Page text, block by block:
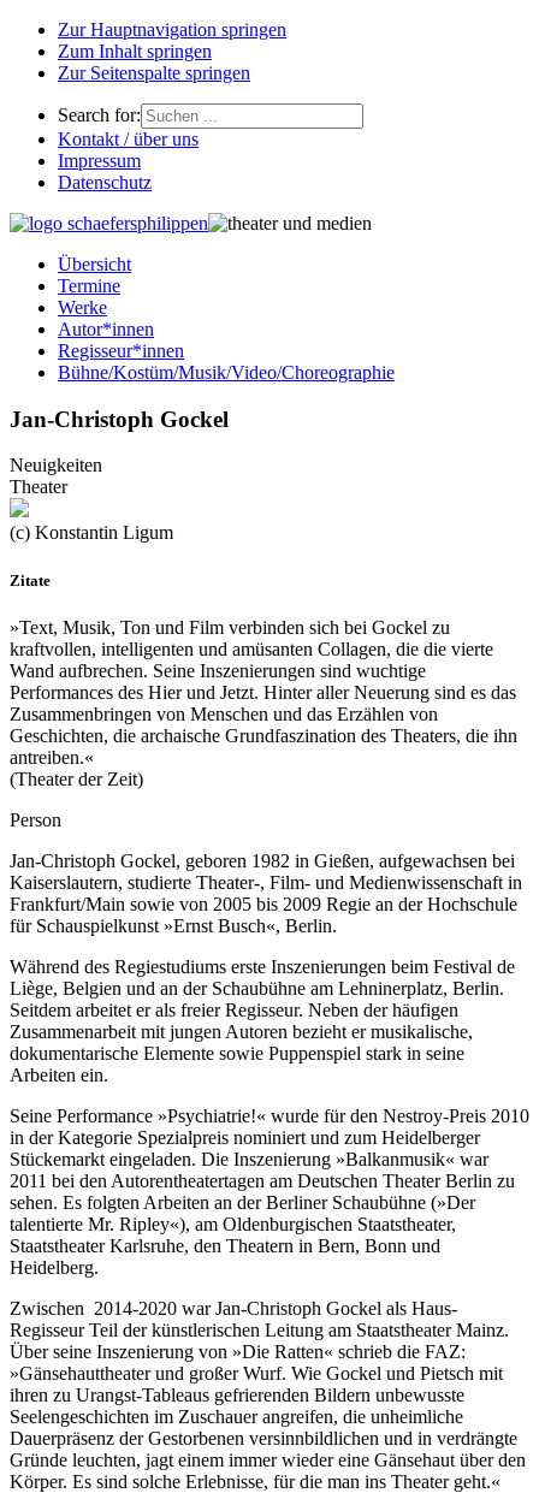
Zur Hauptnavigation springen
Zum Inhalt springen
Zur Seitenspalte springen
Search for:
Kontakt / über uns
Impressum
Datenschutz
Übersicht
Termine
Werke
Autor*innen
Regisseur*innen
Bühne/Kostüm/Musik/Video/Choreographie
Jan-Christoph Gockel
Neuigkeiten
Theater
(c) Konstantin Ligum
Zitate
»Text, Musik, Ton und Film verbinden sich bei Gockel zu
kraftvollen, intelligenten und amüsanten Collagen, die die vierte
Wand aufbrechen. Seine Inszenierungen sind wuchtige
Performances des Hier und Jetzt. Hinter aller Neuerung sind es das
Zusammenbringen von Menschen und das Erzählen von
Geschichten, die archaische Grundfaszination des Theaters, die ihn
antreiben.«
(Theater der Zeit)
Person
Jan-Christoph Gockel, geboren 1982 in Gießen, aufgewachsen bei
Kaiserslautern, studierte Theater-, Film- und Medienwissenschaft in
Frankfurt/Main sowie von 2005 bis 2009 Regie an der Hochschule
für Schauspielkunst »Ernst Busch«, Berlin.
Während des Regiestudiums erste Inszenierungen beim Festival de
Liège, Belgien und an der Schaubühne am Lehninerplatz, Berlin.
Seitdem arbeitet er als freier Regisseur. Neben der häufigen
Zusammenarbeit mit jungen Autoren bezieht er musikalische,
dokumentarische Elemente sowie Puppenspiel stark in seine
Arbeiten ein.
Seine Performance »Psychiatrie!« wurde für den Nestroy-Preis 2010
in der Kategorie Spezialpreis nominiert und zum Heidelberger
Stückemarkt eingeladen. Die Inszenierung »Balkanmusik« war
2011 bei den Autorentheatertagen am Deutschen Theater Berlin zu
sehen. Es folgten Arbeiten an der Berliner Schaubühne (»Der
talentierte Mr. Ripley«), am Oldenburgischen Staatstheater,
Staatstheater Karlsruhe, den Theatern in Bern, Bonn und
Heidelberg.
Zwischen 2014-2020 war Jan-Christoph Gockel als Haus-
Regisseur Teil der künstlerischen Leitung am Staatstheater Mainz.
Über seine Inszenierung von »Die Ratten« schrieb die FAZ:
»Gänsehauttheater und großer Wurf. Wie Gockel und Pietsch mit
ihren zu Urangst-Tableaus gefrierenden Bildern unbewusste
Seelengeschichten im Zuschauer angreifen, die unheimliche
Dauerpräsenz der Gestorbenen versinnbildlichen und in verdrängte
Gründe leuchten, jagt einem immer wieder eine Gänsehaut über den
Körper. Es sind solche Erlebnisse, für die man ins Theater geht.«